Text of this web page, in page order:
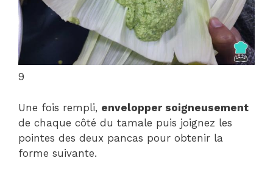
9
Une fois rempli, envelopper soigneusement
de chaque côté du tamale puis joignez les
pointes des deux pancas pour obtenir la
forme suivante.